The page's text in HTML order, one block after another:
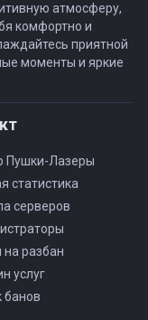
атмосферу,
комфортно и
приятной
моменты и яркие
Пушки-Лазеры
статистика
серверов
на разбан
услуг
банов